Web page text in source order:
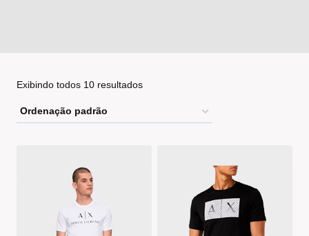
Exibindo todos 10 resultados